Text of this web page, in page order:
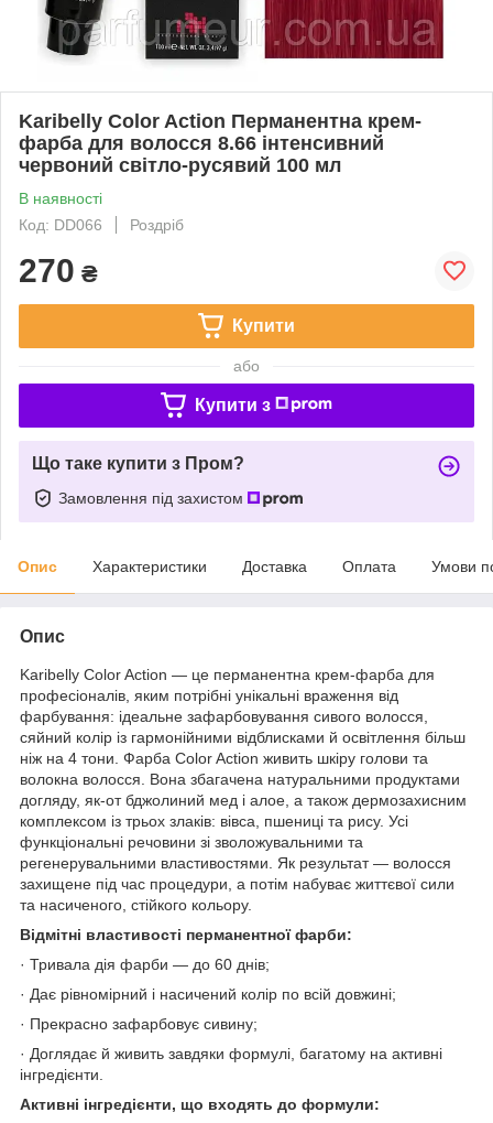
Karibelly Color Action Перманентна крем-
фарба для волосся 8.66 iнтенсивний
червоний свiтло-русявий 100 мл
В наявності
Код: DD066
Роздріб
270 ₴
Купити
або
Купити з
Що таке купити з Пром?
Замовлення під захистом
Опис Характеристики Доставка Оплата Умови
Опис
Karibelly Color Action — це перманентна крем-фарба для
професіоналів, яким потрібні унікальні враження від
фарбування: ідеальне зафарбовування сивого волосся,
сяйний колір із гармонійними відблисками й освітлення більш
ніж на 4 тони. Фарба Color Action живить шкіру голови та
волокна волосся. Вона збагачена натуральними продуктами
догляду, як-от бджолиний мед і алое, а також дермозахисним
комплексом із трьох злаків: вівса, пшениці та рису. Усі
функціональні речовини зі зволожувальними та
регенерувальними властивостями. Як результат — волосся
захищене під час процедури, а потім набуває життєвої сили
та насиченого, стійкого кольору.
Відмітні властивості перманентної фарби:
· Тривала дія фарби — до 60 днів;
· Дає рівномірний і насичений колір по всій довжині;
· Прекрасно зафарбовує сивину;
· Доглядає й живить завдяки формулі, багатому на активні
інгредієнти.
Активні інгредієнти, що входять до формули: